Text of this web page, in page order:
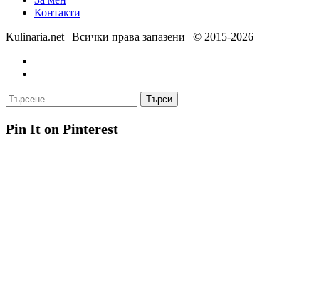
Контакти
Kulinaria.net | Всички права запазени | © 2015-2026
Pin It on Pinterest